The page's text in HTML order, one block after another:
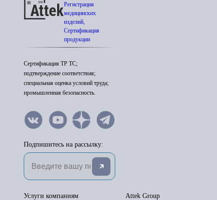
Регистрация
медицинских
изделий,
Сертификация
продукции
Сертификация ТР ТС;
подтверждение соответствия;
специальная оценка условий труда;
промышленная безопасность.
Подпишитесь на рассылку:
Attek Group
Услуги компаниям